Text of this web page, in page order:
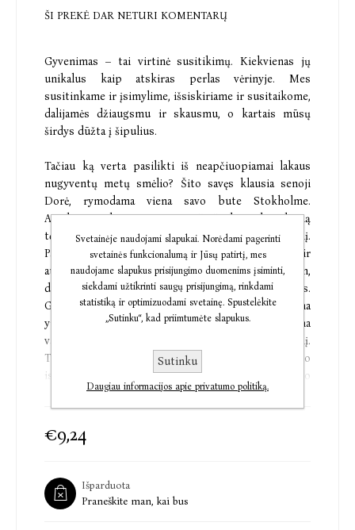
ŠI PREKĖ DAR NETURI KOMENTARŲ
Gyvenimas – tai virtinė susitikimų. Kiekvienas jų
unikalus kaip atskiras perlas vėrinyje. Mes
susitinkame ir įsimylime, išsiskiriame ir susitaikome,
dalijamės džiaugsmu ir skausmu, o kartais mūsų
širdys dūžta į šipulius.
Tačiau ką verta pasilikti iš neapčiuopiamai lakaus
nugyventų metų smėlio? Šito savęs klausia senoji
Dorė, rymodama viena savo bute Stokholme.
Atsakymas slypi ypatingoje užrašų knygelėje, kurią
tėvas jai padovanojo per dešimtąjį gimtadienį.
Pageltusiuose puslapiuose Dorė suguldė visus ilgo ir
audringo gyvenimo vardus: Madam Serafin,
dailininkas Gesta, naivioji sesutė Agnesė, Alanas.
Giminės, priešai, meilužiai – kiekvienas užima
ypatingą vietą Dorės atmintyje, tačiau dauguma
vardų išbraukti, nes beveik visi jau palikę šį pasaulį.
Todėl vieną dieną Dorė ima rašyti savo gyvenimo
istoriją. Kad supintų likimo pynę, kurioje dar liko
netikėtų posūkių. Kad su kitais pasidalytų
brangiausiu turtu – prisiminimais. Ir kad vėl atrastų
prasmę kelionės, kurios pagrindinis tikslas – meilė.
apie draugystę, nuotykius, keliones, laimę, skausmą
ir nepamirštamą didžiąją meilę. Jis aprėpia ištisą
€9,24
Išparduota
Praneškite man, kai bus
Svetainėje naudojami slapukai. Norėdami pagerinti
svetainės funkcionalumą ir Jūsų patirtį, mes
naudojame slapukus prisijungimo duomenims įsiminti,
siekdami užtikrinti saugų prisijungimą, rinkdami
statistiką ir optimizuodami svetainę. Spustelėkite
„Sutinku“, kad priimtumėte slapukus.
Sutinku
Daugiau informacijos apie privatumo politiką.